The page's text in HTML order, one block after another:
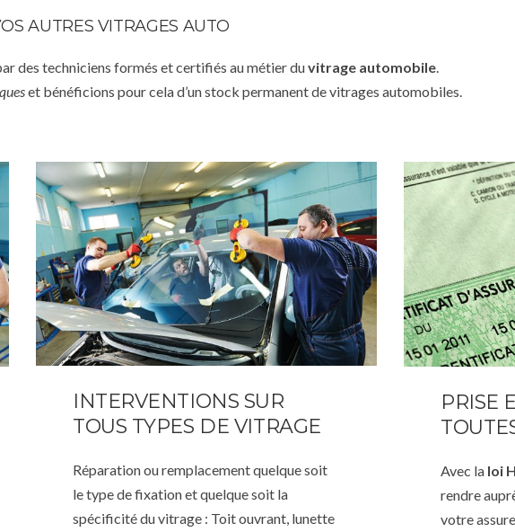
AUTRES VITRAGES AUTO
des techniciens formés et certifiés au métier duvitrage automobile.
et bénéficions pour cela d’un stock permanent de vitrages automobiles.
INTERVENTIONS SUR
TOUS TYPES DE VITRAGE
Réparation ou remplacement quelque soit
le type de fixation et quelque soit la
spécificité du vitrage : Toit ouvrant, lunette
PRISE
Avec la loi
rendre
votre